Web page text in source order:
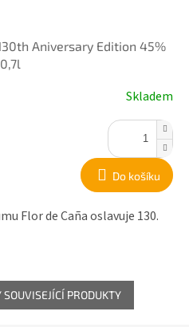
Aniversary Edition 45%
0,7l
Skladem
Do košíku
Flor de Caña oslavuje 130.
PRODUKTY